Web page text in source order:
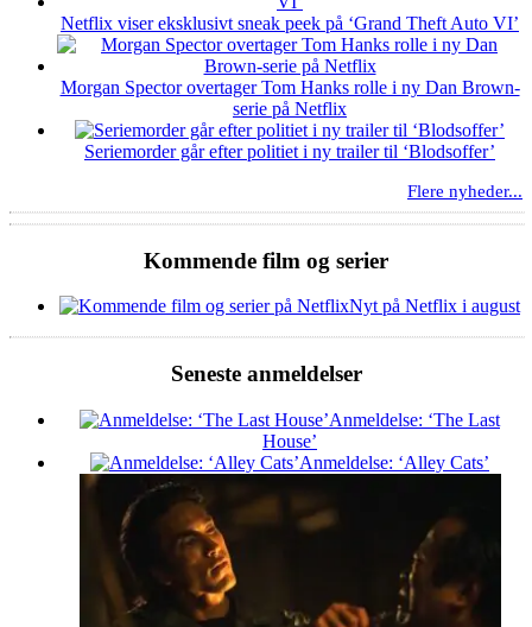
Netflix viser eksklusivt sneak peek på ‘Grand Theft Auto VI’
Morgan Spector overtager Tom Hanks rolle i ny Dan Brown-
serie på Netflix
Seriemorder går efter politiet i ny trailer til ‘Blodsoffer’
Flere nyheder...
Kommende film og serier
Nyt på Netflix i august
Seneste anmeldelser
Anmeldelse: ‘The Last
House’
Anmeldelse: ‘Alley Cats’